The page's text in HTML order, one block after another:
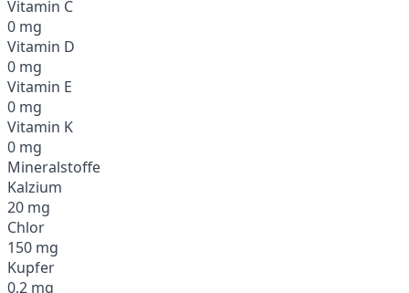
Vitamin C
0 mg
Vitamin D
0 mg
Vitamin E
0 mg
Vitamin K
0 mg
Mineralstoffe
Kalzium
20 mg
Chlor
150 mg
Kupfer
0,2 mg